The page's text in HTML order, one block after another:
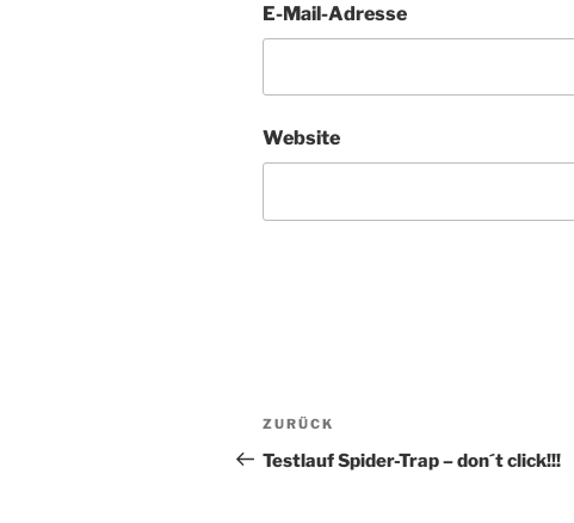
E-Mail-Adresse
Website
Beitragsnavigation
Vorheriger
Beitrag
ZURÜCK
Testlauf Spider-Trap – don´t click!!!